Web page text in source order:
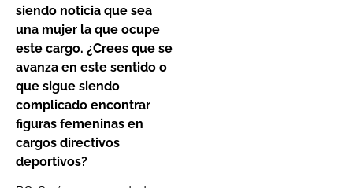
siendo noticia que sea
una mujer la que ocupe
este cargo. ¿Crees que se
avanza en este sentido o
que sigue siendo
complicado encontrar
figuras femeninas en
cargos directivos
deportivos?